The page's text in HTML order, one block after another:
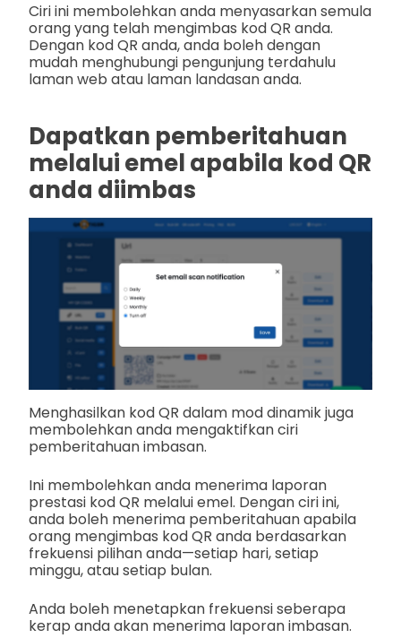
Ciri ini membolehkan anda menyasarkan semula
orang yang telah mengimbas kod QR anda.
Dengan kod QR anda, anda boleh dengan
mudah menghubungi pengunjung terdahulu
laman web atau laman landasan anda.
Dapatkan pemberitahuan
melalui emel apabila kod QR
anda diimbas
Menghasilkan kod QR dalam mod dinamik juga
membolehkan anda mengaktifkan ciri
pemberitahuan imbasan.
Ini membolehkan anda menerima laporan
prestasi kod QR melalui emel. Dengan ciri ini,
anda boleh menerima pemberitahuan apabila
orang mengimbas kod QR anda berdasarkan
frekuensi pilihan anda—setiap hari, setiap
minggu, atau setiap bulan.
Anda boleh menetapkan frekuensi seberapa
kerap anda akan menerima laporan imbasan.